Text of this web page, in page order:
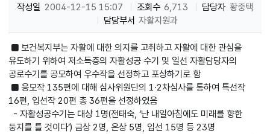
작성일 2004-12-15 15:07 조회수 6,713 담당자 황중택
담당부서 자활지원과
■ 보건복지부는 자활에 대한 의지를 고취하고 자활에 대한 관심을
유도하기 위하여 저소득층의 자활성공 수기 및 일선 자활담당자의
공로수기를 공모하여 우수작을 선정하고 포상하기로 함
■ 응모작 135편에 대해 심사위원단의 1·2차심사를 통하여 특선작
16편, 입선작 20편 총 36편을 선정하였음
- 자활성공수기는 대상 1명(전태숙, ‘난 내일아침에도 미래를 향한
둥지를 틀 것이다’) 금상 2명, 은상 5명, 입선 15명 등 23명